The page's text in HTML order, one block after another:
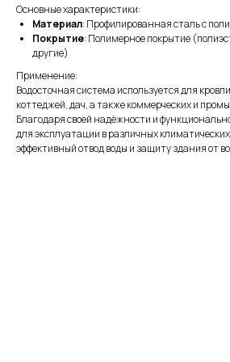
Основные характеристики:
Материал: Профилированная сталь с
Покрытие: Полимерное покрытие
другие)
Применение:
Водосточная система используется для
коттеджей, дач, а также коммерческих и
Благодаря своей надёжности и
для эксплуатации в различных климатических
эффективный отвод воды и защиту здания от